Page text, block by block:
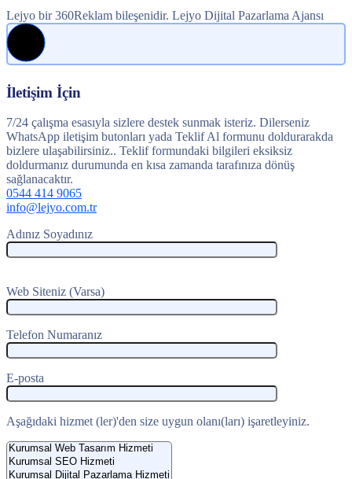
Lejyo bir 360Reklam bileşenidir. Lejyo Dijital Pazarlama Ajansı
İletişim İçin
7/24 çalışma esasıyla sizlere destek sunmak isteriz. Dilerseniz
WhatsApp iletişim butonları yada Teklif Al formunu doldurarakda
bizlere ulaşabilirsiniz.. Teklif formundaki bilgileri eksiksiz
doldurmanız durumunda en kısa zamanda tarafınıza dönüş
sağlanacaktır.
0544 414 9065
info@lejyo.com.tr
Adınız Soyadınız
Web Siteniz (Varsa)
Telefon Numaranız
E-posta
Aşağıdaki hizmet (ler)'den size uygun olanı(ları) işaretleyiniz.